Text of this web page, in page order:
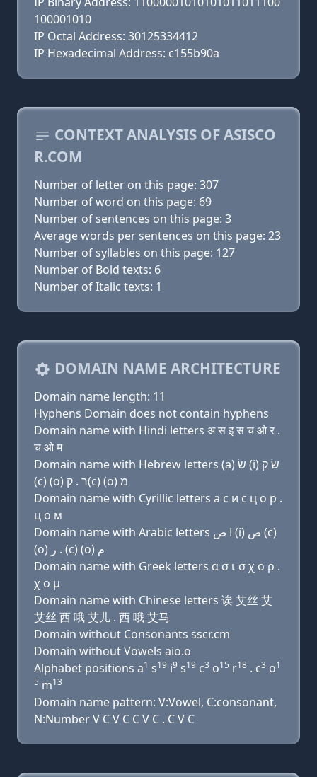
100001010
IP Octal Address: 30125334412
IP Hexadecimal Address: c155b90a
CONTEXT ANALYSIS OF ASISCO
R.COM
Number of letter on this page: 307
Number of word on this page: 69
Number of sentences on this page: 3
Average words per sentences on this page: 23
Number of syllables on this page: 127
Number of Bold texts: 6
Number of Italic texts: 1
DOMAIN NAME ARCHITECTURE
Domain name length: 11
Hyphens Domain does not contain hyphens
Domain name with Hindi letters अ स इ स च ओ र .
च ओ म
Domain name with Hebrew letters (a) שׂ (i) שׂ ק
(c) (ο) ר . ק(c) (ο) מ
Domain name with Cyrillic letters a с и с ц о р .
ц о м
Domain name with Arabic letters ﺍ ﺹ (i) ﺹ (c)
(o) ﺭ . (c) (o) ﻡ
Domain name with Greek letters α σ ι σ χ ο ρ .
χ ο μ
Domain name with Chinese letters 诶 艾丝 艾
艾丝 西 哦 艾儿 . 西 哦 艾马
Domain without Consonants sscr.cm
Domain without Vowels aio.o
Alphabet positions a1 s19 i9 s19 c3 o15 r18 . c3 o1
5 m13
Domain name pattern: V:Vowel, C:consonant,
N:Number V C V C C V C . C V C